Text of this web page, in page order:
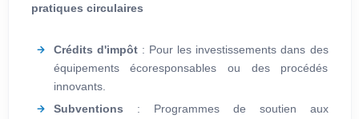
pratiques circulaires
Crédits d'impôt: Pour les investissements dans des
équipements écoresponsables ou des procédés
innovants.
Subventions : Programmes de soutien aux